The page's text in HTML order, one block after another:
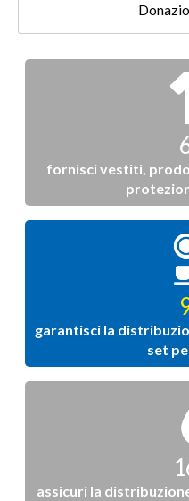
Donazione
fornisci vestiti,
garantisci la
set
assicuri la